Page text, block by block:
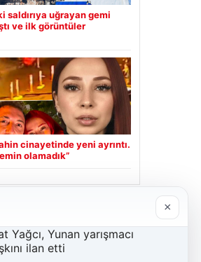
saldırıya uğrayan gemi
ve ilk görüntüler
cinayetinde yeni ayrıntı.
olamadık”
Firmalar ×